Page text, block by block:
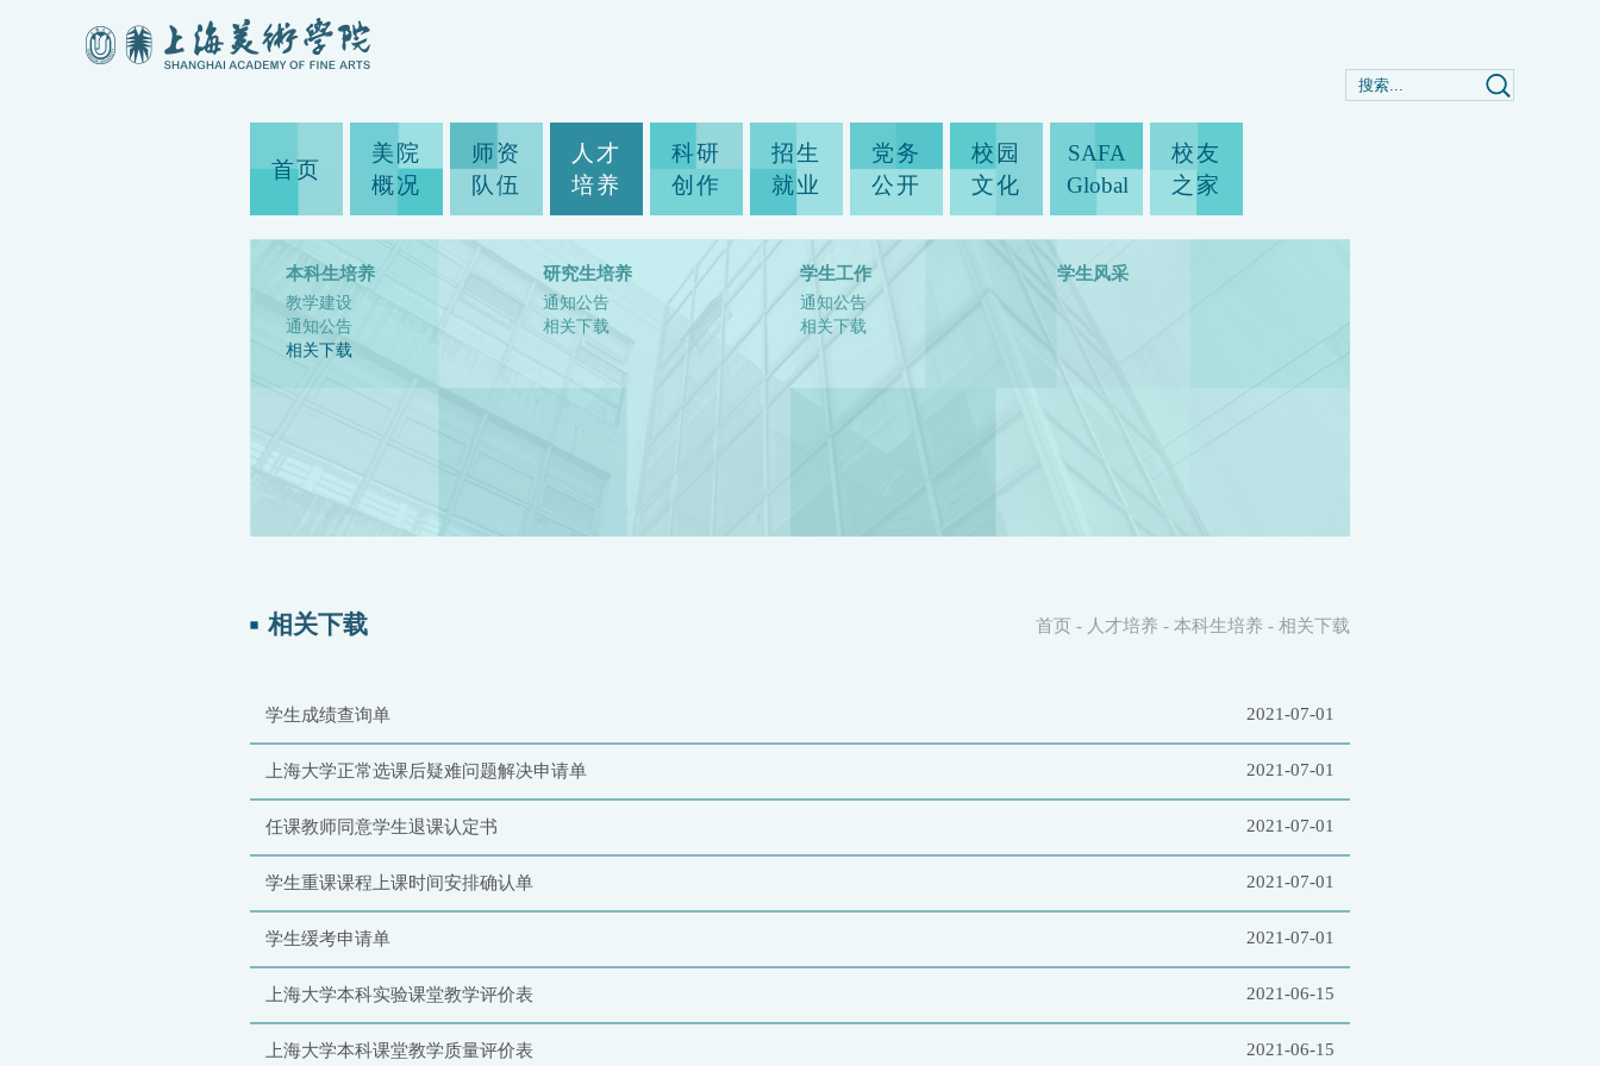
首页
美院
概况
师资
队伍
人才
培养
科研
创作
招生
就业
党务
公开
校园
文化
SAFA
Global
校友
之家
本科生培养
教学建设
通知公告
相关下载
研究生培养
通知公告
相关下载
学生工作
通知公告
相关下载
学生风采
相关下载 首页 - 人才培养 - 本科生培养 - 相关下载
学生成绩查询单 2021-07-01
上海大学正常选课后疑难问题解决申请单 2021-07-01
任课教师同意学生退课认定书 2021-07-01
学生重课课程上课时间安排确认单 2021-07-01
学生缓考申请单 2021-07-01
上海大学本科实验课堂教学评价表 2021-06-15
上海大学本科课堂教学质量评价表 2021-06-15